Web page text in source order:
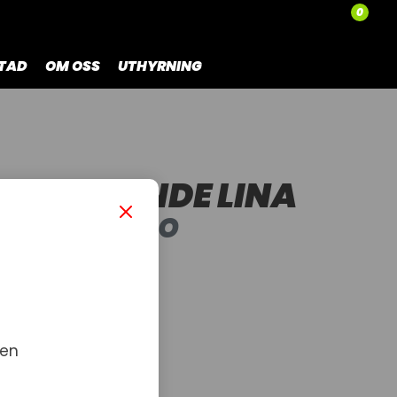
0
OM OSS UTHYRNING
FLYTANDE LINA
COMBO